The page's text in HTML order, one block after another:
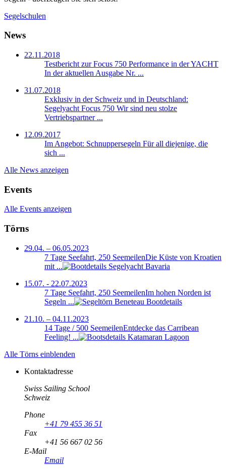
Segelschulen
News
22.11.2018
Testbericht zur Focus 750 Performance in der YACHT
In der aktuellen Ausgabe Nr. ...
31.07.2018
Exklusiv in der Schweiz und in Deutschland:
Segelyacht Focus 750 Wir sind neu stolze
Vertriebspartner ...
12.09.2017
Im Angebot: Schnuppersegeln Für all diejenige, die
sich ...
Alle News anzeigen
Events
Alle Events anzeigen
Törns
29.04. – 06.05.2023
7 Tage Seefahrt, 250 SeemeilenDie Küste von Kroatien
mit ...
15.07. - 22.07.2023
7 Tage Seefahrt, 250 SeemeilenIm hohen Norden ist
Segeln ...
21.10. – 04.11.2023
14 Tage / 500 SeemeilenEntdecke das Carribean
Feeling! ...
Alle Törns einblenden
Kontaktadresse
Swiss Sailing School
Schweiz
Phone
+41 79 455 36 51
Fax
+41 56 667 02 56
E-Mail
Email